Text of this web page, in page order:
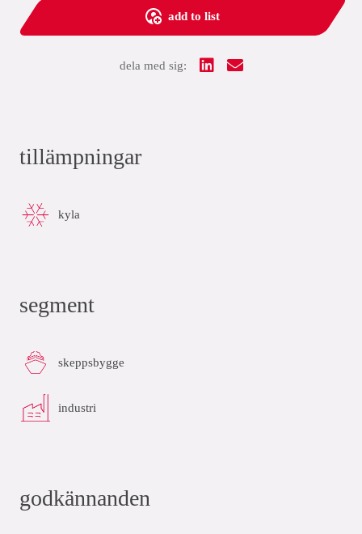
add to list
dela med sig:
tillämpningar
kyla
segment
skeppsbygge
industri
godkännanden